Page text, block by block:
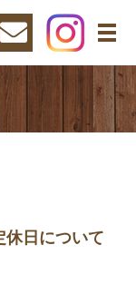
メ
休日について